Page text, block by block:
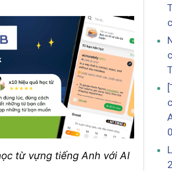
từ vựng tiếng Anh với AI